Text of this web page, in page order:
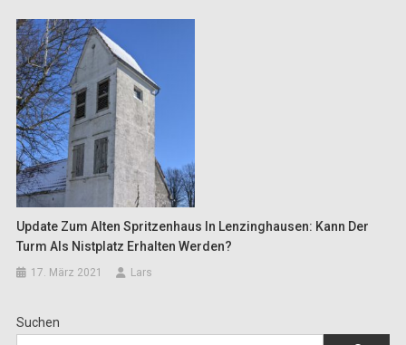
Update Zum Alten Spritzenhaus In Lenzinghausen: Kann Der
Turm Als Nistplatz Erhalten Werden?
17. März 2021 Lars
Suchen